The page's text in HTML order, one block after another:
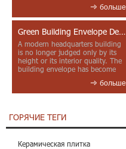
больше
Green Building Envelope Design: Clay Sunscreen Fins for Modern Headquarters Architecture
A modern headquarters building
is no longer judged only by its
height or its interior quality. The
building envelope has become
больше
ГОРЯЧИЕ ТЕГИ
Керамическая плитка